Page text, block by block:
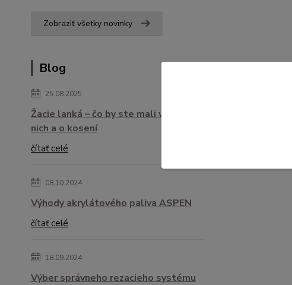
Zobraziť všetky novinky
Blog
25.08.2025
Žacie lanká – čo by ste mali vedieť o
nich a o kosení
čítať celé
08.10.2024
Výhody akrylátového paliva ASPEN
čítať celé
18.09.2024
Výber správneho rezacieho systému